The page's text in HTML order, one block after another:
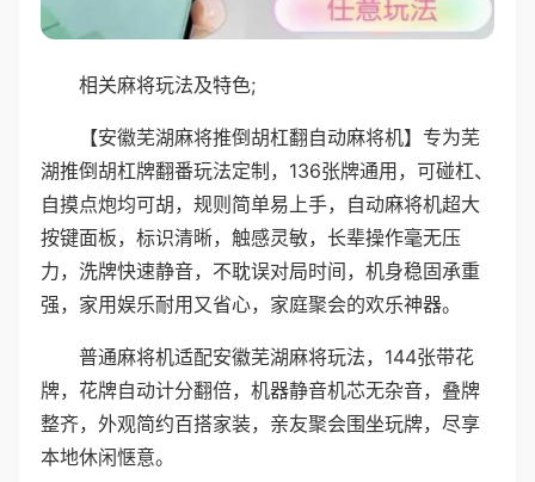
相关麻将玩法及特色;
【安徽芜湖麻将推倒胡杠翻自动麻将机】专为芜
湖推倒胡杠牌翻番玩法定制，136张牌通用，可碰杠、
自摸点炮均可胡，规则简单易上手，自动麻将机超大
按键面板，标识清晰，触感灵敏，长辈操作毫无压
力，洗牌快速静音，不耽误对局时间，机身稳固承重
强，家用娱乐耐用又省心，家庭聚会的欢乐神器。
普通麻将机适配安徽芜湖麻将玩法，144张带花
牌，花牌自动计分翻倍，机器静音机芯无杂音，叠牌
整齐，外观简约百搭家装，亲友聚会围坐玩牌，尽享
本地休闲惬意。